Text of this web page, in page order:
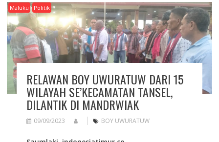
Maluku Politik
RELAWAN BOY UWURATUW DARI 15
WILAYAH SE’KECAMATAN TANSEL,
DILANTIK DI MANDRWIAK
09/09/2023 BOY UWURATUW